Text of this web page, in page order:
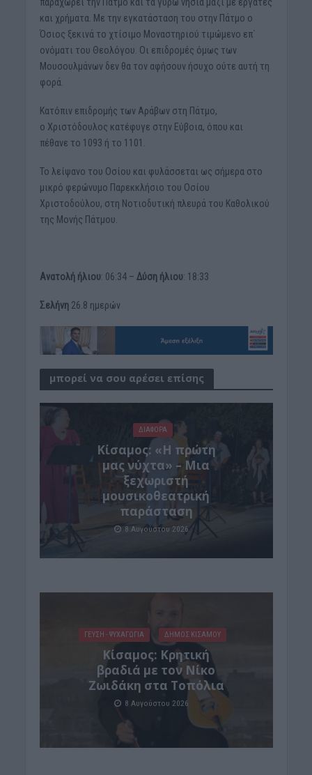
παραχωρεί την Πάτμο και τα γύρω νησιά μαζί με εργάτες
και χρήματα. Με την εγκατάσταση του στην Πάτμο ο
Όσιος ξεκινά το χτίσιμο Μοναστηριού τιμώμενο επ΄
ονόματι του Θεολόγου. Οι επιδρομές όμως των
Μουσουλμάνων δεν θα τον αφήσουν ήσυχο ούτε αυτή τη
φορά.
Κατόπιν επιδρομής των Αράβων στη Πάτμο,
ο Χριστόδουλος κατέφυγε στην Εύβοια, όπου και
πέθανε το 1093 ή το 1101.
Το λείψανο του Οσίου και φυλάσσεται ως σήμερα στο
μικρό φερώνυμο Παρεκκλήσιο του Οσίου
Χριστοδούλου, στη Νοτιοδυτική πλευρά του Καθολικού
της Μονής Πάτμου.
Ανατολή ήλιου: 06:34 – Δύση ήλιου: 18:33
Σελήνη26.8 ημερών
μπορεί να σου αρέσει επίσης
ΔΙΆΦΟΡΑ
Κίσαμος: «Η πρώτη
μας νύχτα» – Μια
ξεχωριστή
μουσικοθεατρική
παράσταση
8 Αυγούστου 2026
ΓΕΎΣΗ - ΨΥΧΑΓΩΓΊΑ ΔΉΜΟΣ ΚΙΣΆΜΟΥ
Kίσαμος: Κρητική
βραδιά με τον Νίκο
Ζωιδάκη στα Τοπόλια
8 Αυγούστου 2026